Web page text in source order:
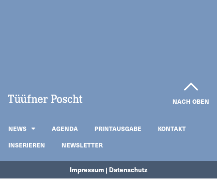
NACH OBEN
NEWS AGENDA PRINTAUSGABE
KONTAKT
INSERIEREN
NEWSLETTER
Impressum | Datenschutz